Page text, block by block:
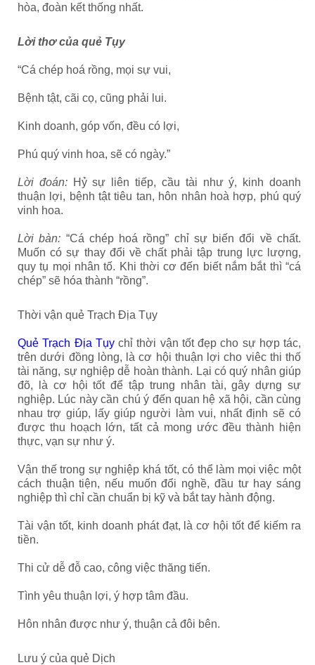
hòa, đoàn kết thống nhất.
Lời thơ của quẻ Tụy
“Cá chép hoá rồng, mọi sự vui,
Bệnh tật, cãi cọ, cũng phải lui.
Kinh doanh, góp vốn, đều có lợi,
Phú quý vinh hoa, sẽ có ngày.”
Lời đoán: Hỷ sự liên tiếp, cầu tài như ý, kinh doanh
thuận lợi, bệnh tật tiêu tan, hôn nhân hoà hợp, phú quý
vinh hoa.
Lời bàn: “Cá chép hoá rồng” chỉ sự biến đổi về chất.
Muốn có sự thay đổi về chất phải tập trung lực lượng,
quy tụ mọi nhân tố. Khi thời cơ đến biết nắm bắt thì “cá
chép” sẽ hóa thành “rồng”.
Thời vận quẻ Trạch Địa Tụy
Quẻ Trạch Địa Tụychỉ thời vận tốt đẹp cho sự hợp tác,
trên dưới đồng lòng, là cơ hội thuận lợi cho viêc thi thố
tài năng, sự nghiệp dễ hoàn thành. Lại có quý nhân giúp
đõ, là cơ hội tốt để tập trung nhân tài, gây dựng sự
nghiệp. Lúc này cần chú ý đến quan hệ xã hội, cần cùng
nhau trợ giúp, lấy giúp người làm vui, nhất định sẽ có
được thu hoạch lớn, tất cả mong ước đều thành hiện
thực, vạn sự như ý.
Vận thế trong sự nghiệp khá tốt, có thể làm mọi việc một
cách thuận tiện, nếu muốn đổi nghề, đầu tư hay sáng
nghiệp thì chỉ cần chuẩn bị kỹ và bắt tay hành động.
Tài vận tốt, kinh doanh phát đạt, là cơ hội tốt để kiếm ra
tiền.
Thi cử dễ đỗ cao, công việc thăng tiến.
Tình yêu thuận lợi, ý hợp tâm đầu.
Hôn nhân được như ý, thuận cả đôi bên.
Lưu ý của quẻ Dịch